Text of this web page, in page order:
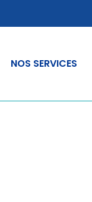
NOS SERVICES